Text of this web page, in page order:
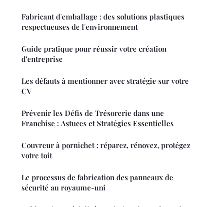
Fabricant d'emballage : des solutions plastiques
respectueuses de l'environnement
Guide pratique pour réussir votre création
d'entreprise
Les défauts à mentionner avec stratégie sur votre
CV
Prévenir les Défis de Trésorerie dans une
Franchise : Astuces et Stratégies Essentielles
Couvreur à pornichet : réparez, rénovez, protégez
votre toit
Le processus de fabrication des panneaux de
sécurité au royaume-uni